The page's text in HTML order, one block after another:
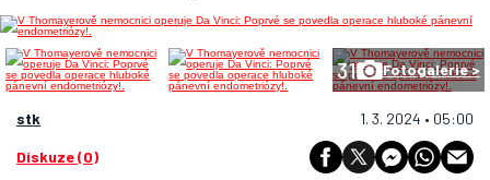
31 Fotogalerie >
stk 1. 3. 2024 • 05:00
Diskuze (0)